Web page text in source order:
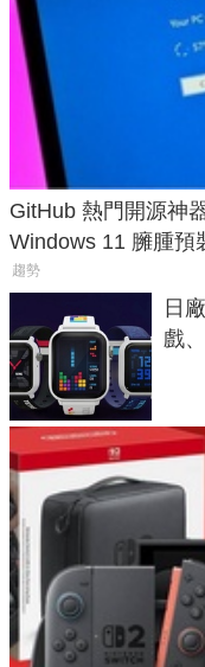
GitHub 熱門開源神
Windows 11 臃腫預
趨勢
日
戲